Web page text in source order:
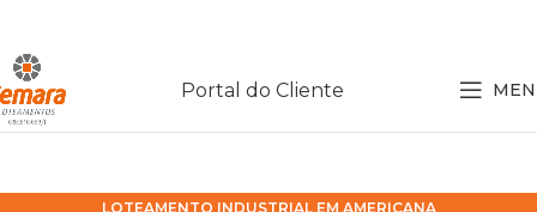
Portal do Cliente
LOTEAMENTO INDUSTRIAL EM AMERICANA